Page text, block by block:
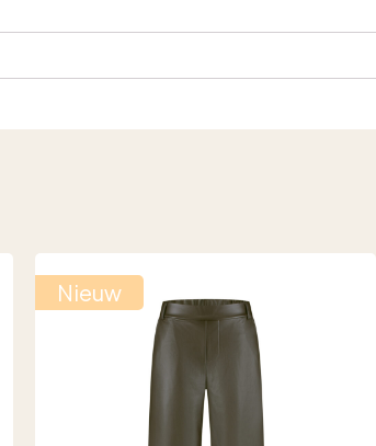
Nieuw